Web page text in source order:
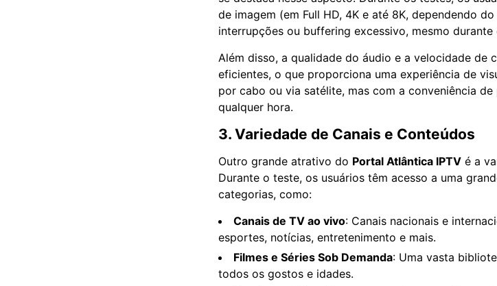
de imagem (em Full HD, 4K e até 8K, dependendo
interrupções ou buffering excessivo, mesmo
Além disso, a qualidade do áudio e a velocidade de
eficientes, o que proporciona uma experiência de
por cabo ou via satélite, mas com a conveniência
qualquer hora.
3. Variedade de Canais e Conteúdos
Outro grande atrativo do Portal Atlântica IPTV é a
Durante o teste, os usuários têm acesso a uma
categorias, como:
Canais de TV ao vivo: Canais nacionais e
esportes, notícias, entretenimento e mais.
Filmes e Séries Sob Demanda: Uma vasta
todos os gostos e idades.